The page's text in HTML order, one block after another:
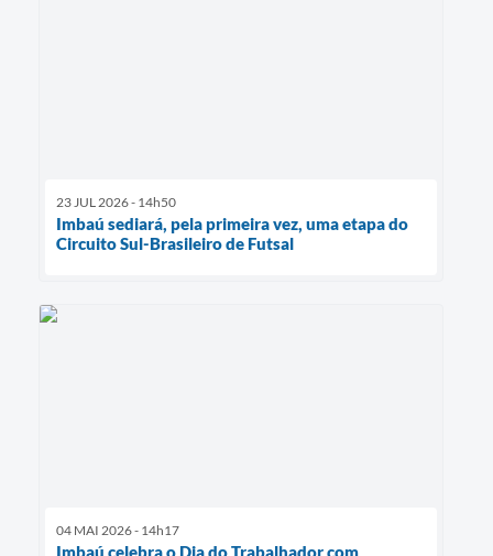
23 JUL 2026 - 14h50
Imbaú sediará, pela primeira vez, uma etapa do
Circuito Sul-Brasileiro de Futsal
04 MAI 2026 - 14h17
Imbaú celebra o Dia do Trabalhador com